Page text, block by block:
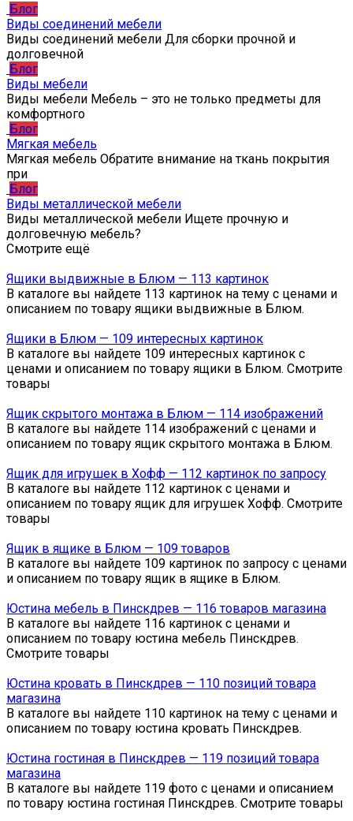
Блог
Виды соединений мебели
Виды соединений мебели Для сборки прочной и
долговечной
Блог
Виды мебели
Виды мебели Мебель – это не только предметы для
комфортного
Блог
Мягкая мебель
Мягкая мебель Обратите внимание на ткань покрытия
при
Блог
Виды металлической мебели
Виды металлической мебели Ищете прочную и
долговечную мебель?
Смотрите ещё
Ящики выдвижные в Блюм — 113 картинок
В каталоге вы найдете 113 картинок на тему с ценами и
описанием по товару ящики выдвижные в Блюм.
Ящики в Блюм — 109 интересных картинок
В каталоге вы найдете 109 интересных картинок с
ценами и описанием по товару ящики в Блюм. Смотрите
товары
Ящик скрытого монтажа в Блюм — 114 изображений
В каталоге вы найдете 114 изображений с ценами и
описанием по товару ящик скрытого монтажа в Блюм.
Ящик для игрушек в Хофф — 112 картинок по запросу
В каталоге вы найдете 112 картинок с ценами и
описанием по товару ящик для игрушек Хофф. Смотрите
товары
Ящик в ящике в Блюм — 109 товаров
В каталоге вы найдете 109 картинок по запросу с ценами
и описанием по товару ящик в ящике в Блюм.
Юстина мебель в Пинскдрев — 116 товаров магазина
В каталоге вы найдете 116 картинок с ценами и
описанием по товару юстина мебель Пинскдрев.
Смотрите товары
Юстина кровать в Пинскдрев — 110 позиций товара
магазина
В каталоге вы найдете 110 картинок на тему с ценами и
описанием по товару юстина кровать Пинскдрев.
Юстина гостиная в Пинскдрев — 119 позиций товара
магазина
В каталоге вы найдете 119 фото с ценами и описанием
по товару юстина гостиная Пинскдрев. Смотрите товары